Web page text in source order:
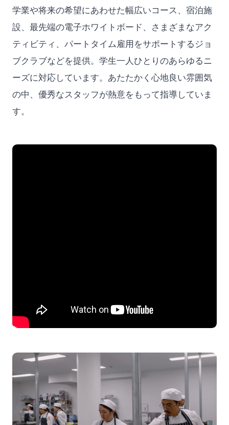
学業や将来の希望にあわせた幅広いコース、宿泊施
設、最先端の電子ホワイトボード、さまざまなアク
ティビティ、パートタイム雇用をサポートするジョ
ブクラブなどを提供。学生一人ひとりのあらゆるニ
ーズに対応しています。あたたかく心地良い雰囲気
の中、優秀なスタッフが熱意をもって指導していま
す。